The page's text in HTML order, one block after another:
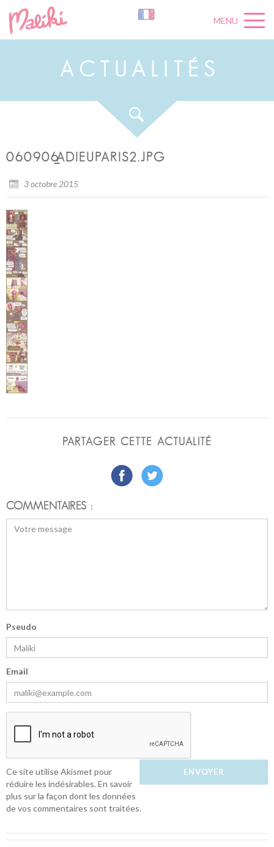
MENU
A C U A L É S
060906_ADIEUPARIS2.JPG
3 octobre 2015
PARTAGER CETTE ACTUALITÉ
COMMENTAIRES :
Pseudo
Email
Ce site utilise Akismet pour
réduire les indésirables.En savoir
plus sur la façon dont les données
de vos commentaires sont traitées.